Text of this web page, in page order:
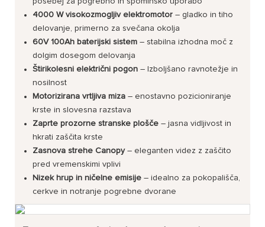
4000 W visokozmogljiv elektromotor – gladko in tiho
delovanje, primerno za svečana okolja
60V 100Ah baterijski sistem – stabilna izhodna moč z
dolgim ​​dosegom delovanja
Štirikolesni električni pogon – Izboljšano ravnotežje in
nosilnost
Motorizirana vrtljiva miza – enostavno pozicioniranje
krste in slovesna razstava
Zaprte prozorne stranske plošče – ​​jasna vidljivost in
hkrati zaščita krste
Zasnova strehe Canopy– eleganten videz z zaščito
pred vremenskimi vplivi
Nizek hrup in ničelne emisije – idealno za pokopališča,
cerkve in notranje pogrebne dvorane